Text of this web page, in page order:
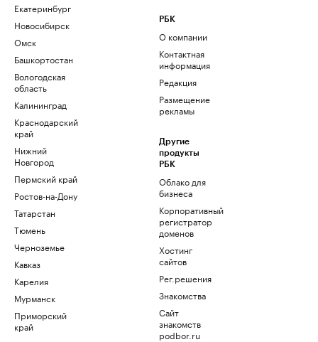
Екатеринбург
Новосибирск
Омск
Башкортостан
Вологодская
область
Калининград
Краснодарский
край
Нижний
Новгород
Пермский край
Ростов-на-Дону
Татарстан
Тюмень
Черноземье
Кавказ
Карелия
Мурманск
Приморский
край
РБК
О компании
Контактная
информация
Редакция
Размещение
рекламы
Другие
продукты
РБК
Облако для
бизнеса
Корпоративный
регистратор
доменов
Хостинг
сайтов
Рег.решения
Знакомства
Сайт
знакомств
podbor.ru